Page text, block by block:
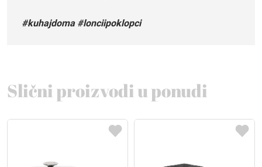
#kuhajdoma #lonciipoklopci
Slični proizvodi u ponudi